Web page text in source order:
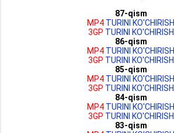
87-qism
MP4 TURINI KO'CHIRISH
3GP TURINI KO'CHIRISH
86-qism
MP4 TURINI KO'CHIRISH
3GP TURINI KO'CHIRISH
85-qism
MP4 TURINI KO'CHIRISH
3GP TURINI KO'CHIRISH
84-qism
MP4 TURINI KO'CHIRISH
3GP TURINI KO'CHIRISH
83-qism